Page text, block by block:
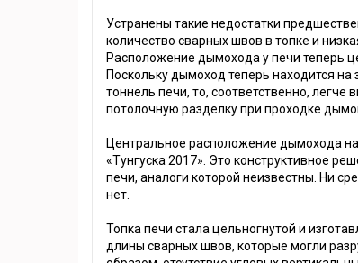
Устранены такие недостатки
количество сварных швов в топке и
Расположение дымохода у печи теперь
Поскольку дымоход теперь находится
тоннель печи, то, соответственно,
потолочную разделку при проходке
Центральное расположение дымохода
«Тунгуска 2017». Это конструктивное
печи, аналоги которой неизвестны. Ни
нет.
Топка печи стала цельногнутой и
длины сварных швов, которые могли